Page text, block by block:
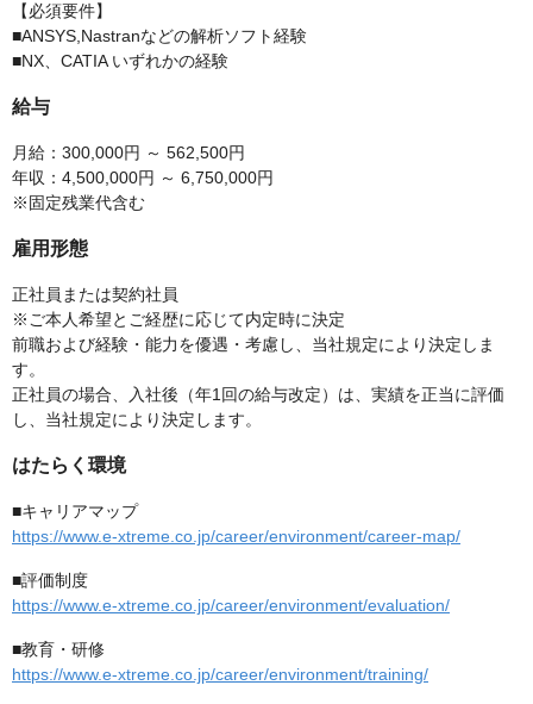
【必須要件】
■ANSYS,Nastranなどの解析ソフト経験
■NX、CATIA いずれかの経験
給与
月給：300,000円 ～ 562,500円
年収：4,500,000円 ～ 6,750,000円
※固定残業代含む
雇用形態
正社員または契約社員
※ご本人希望とご経歴に応じて内定時に決定
前職および経験・能力を優遇・考慮し、当社規定により決定しま
す。
正社員の場合、入社後（年1回の給与改定）は、実績を正当に評価
し、当社規定により決定します。
はたらく環境
■キャリアマップ
https://www.e-xtreme.co.jp/career/environment/career-map/
■評価制度
https://www.e-xtreme.co.jp/career/environment/evaluation/
■教育・研修
https://www.e-xtreme.co.jp/career/environment/training/